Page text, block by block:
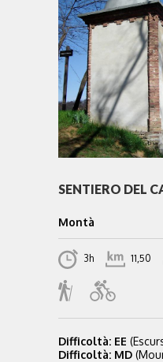
SENTIERO DEL
Montà
3h 11,50
Difficoltà: EE
Difficoltà: MD